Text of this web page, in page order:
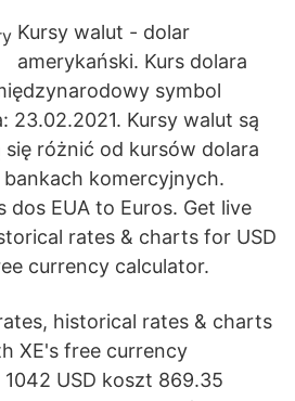
Kursy walut - dolar
amerykański. Kurs dolara
symbol
23.02.2021. Kursy walut są
różnić od kursów dolara
komercyjnych.
dos EUA to Euros. Get live
rates & charts for USD
currency calculator.
historical rates & charts
XE's free currency
USD koszt 869.35